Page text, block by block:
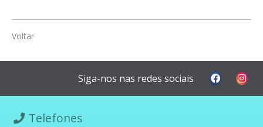
Voltar
Siga-nos nas redes sociais
Telefones